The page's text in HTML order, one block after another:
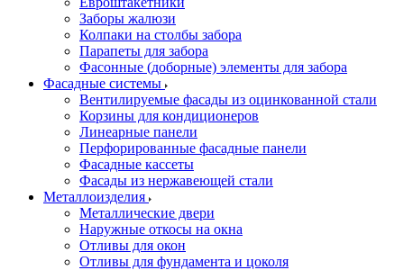
Заборы жалюзи
Колпаки на столбы забора
Парапеты для забора
Фасонные (доборные) элементы для забора
Фасадные системы
Вентилируемые фасады из оцинкованной стали
Корзины для кондиционеров
Линеарные панели
Перфорированные фасадные панели
Фасадные кассеты
Фасады из нержавеющей стали
Металлоизделия
Металлические двери
Наружные откосы на окна
Отливы для окон
Отливы для фундамента и цоколя